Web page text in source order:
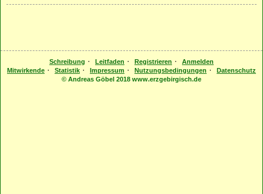
Schreibung · Leitfaden · Registrieren ·
Anmelden
Mitwirkende · Statistik · Impressum · Nutzungsbedingungen ·
Datenschutz
© Andreas Göbel 2018 www.erzgebirgisch.de